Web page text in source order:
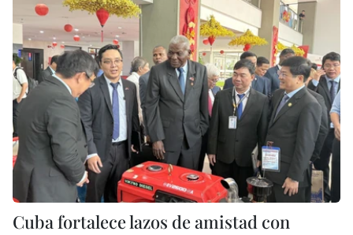
Cuba fortalece lazos de amistad con